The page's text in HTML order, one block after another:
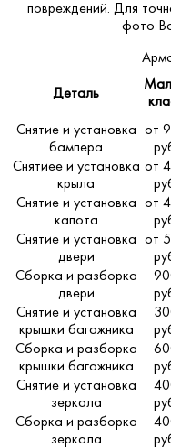
повреждений. Для
фото
Деталь
Снятие и установка
бампера
от
Снятиее и установка
крыла
от
Снятие и установка
капота
от
Снятие и установка
двери
от
Сборка и разборка
двери
Снятие и установка
крышки багажника
Сборка и разборка
крышки багажника
Снятие и установка
зеркала
Сборка и разборка
зеркала